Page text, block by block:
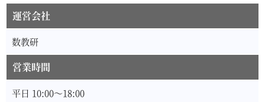
運営会社
数教研
営業時間
平日 10:00～18:00